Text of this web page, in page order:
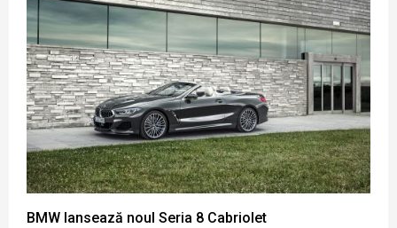
BMW lansează noul Seria 8 Cabriolet